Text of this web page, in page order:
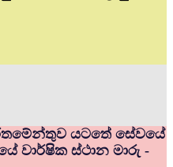
යටතේ සේවයේ
වාර්ෂික ස්ථාන මාරු -